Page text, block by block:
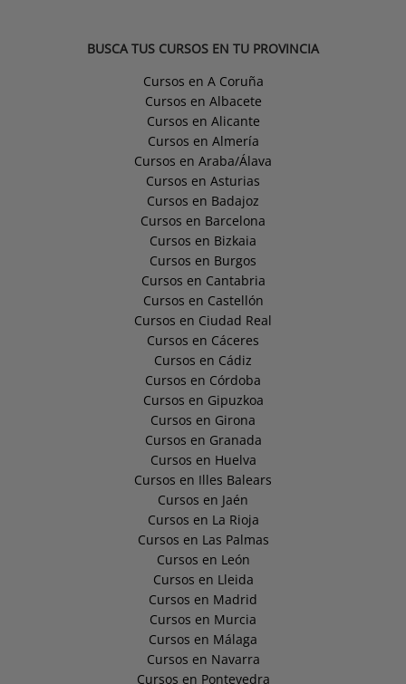
BUSCA TUS CURSOS EN TU PROVINCIA
Cursos en A Coruña
Cursos en Albacete
Cursos en Alicante
Cursos en Almería
Cursos en Araba/Álava
Cursos en Asturias
Cursos en Badajoz
Cursos en Barcelona
Cursos en Bizkaia
Cursos en Burgos
Cursos en Cantabria
Cursos en Castellón
Cursos en Ciudad Real
Cursos en Cáceres
Cursos en Cádiz
Cursos en Córdoba
Cursos en Gipuzkoa
Cursos en Girona
Cursos en Granada
Cursos en Huelva
Cursos en Illes Balears
Cursos en Jaén
Cursos en La Rioja
Cursos en Las Palmas
Cursos en León
Cursos en Lleida
Cursos en Madrid
Cursos en Murcia
Cursos en Málaga
Cursos en Navarra
Cursos en Pontevedra